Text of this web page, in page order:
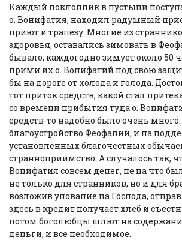
Каждый поклонник в пустыни
о. Вонифатия, находил радушный
приют и трапезу. Многие из
здоровья, оставались зимовать в
бывало, каждогодно зимует около 50
прими их о. Вонифатий под свою
бы на дороге от холода и голода.
тот приток средств, какой стал
со времени прибытия туда о.
средств-то надобно было очень
благоустройство Феофании, и на
установленных благочестных
странноприимство. А случалось так,
Вонифатия совсем денег, не на что
не только для странников, но и для
возложив упование на Господа,
здесь в кредит получает хлеб и
потом боголюбцы шлют на
деньги, и все необходимое.